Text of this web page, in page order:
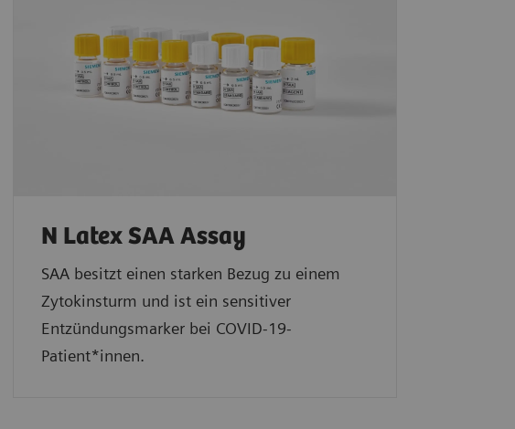
N Latex SAA Assay
SAA besitzt einen starken Bezug zu einem
Zytokinsturm und ist ein sensitiver
Entzündungsmarker bei COVID-19-
Patient*innen.